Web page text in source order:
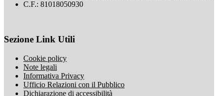
C.F.: 81018050930
Sezione Link Utili
Cookie policy
Note legali
Informativa Privacy
Ufficio Relazioni con il Pubblico
Dichiarazione di accessibilità